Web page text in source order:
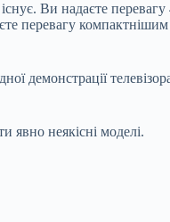
Ви надаєте
перевагу
демонстрації
явно неякісні моделі.